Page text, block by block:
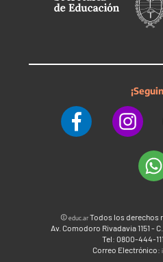
©educ.arTodos los derechos
Av. Comodoro Rivadavia 1151 -
Tel: 0800-444-
Correo Electrónico: